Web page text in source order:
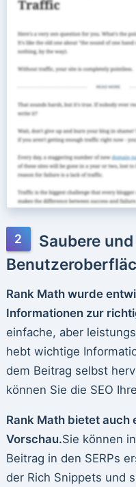
Saubere
Rank Math wurde
Informationen zur
einfache, aber
hebt wichtige
dem Beitrag selbst
können Sie die SEO
Rank Math bietet auch
Vorschau.Sie können
Beitrag in den SERPs
der Rich Snippets und